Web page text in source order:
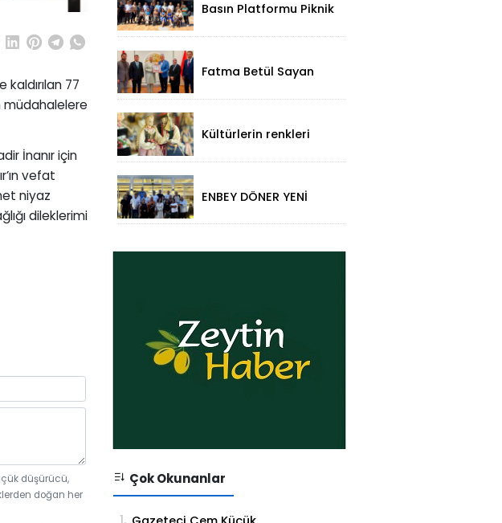
77
müdahalelere
İnanır için
vefat
niyaz
dileklerimi
düşürücü,
doğan her
Basın Platformu Piknik
Land'de Toplandı!
Fatma Betül Sayan
Mehmet Makas'a
Kültürlerin renkleri
yansıtıldı
ENBEY DÖNER YENİ
KONSEPTİYLE
GİRDİ
Çok Okunanlar